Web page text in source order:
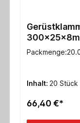
Inhalt: 20 Stück
66,40 €*